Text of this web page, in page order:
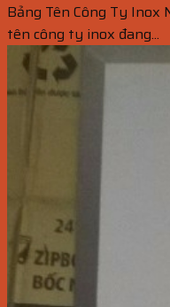
Bảng Tên Công Ty
tên công ty inox đang...